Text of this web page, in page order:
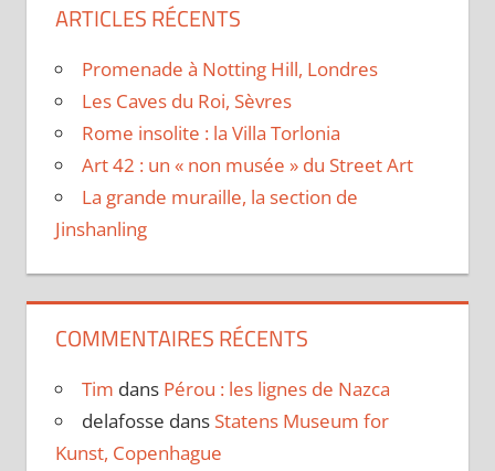
ARTICLES RÉCENTS
Promenade à Notting Hill, Londres
Les Caves du Roi, Sèvres
Rome insolite : la Villa Torlonia
Art 42 : un « non musée » du Street Art
La grande muraille, la section de
Jinshanling
COMMENTAIRES RÉCENTS
Tim dans Pérou : les lignes de Nazca
delafosse dans Statens Museum for
Kunst, Copenhague